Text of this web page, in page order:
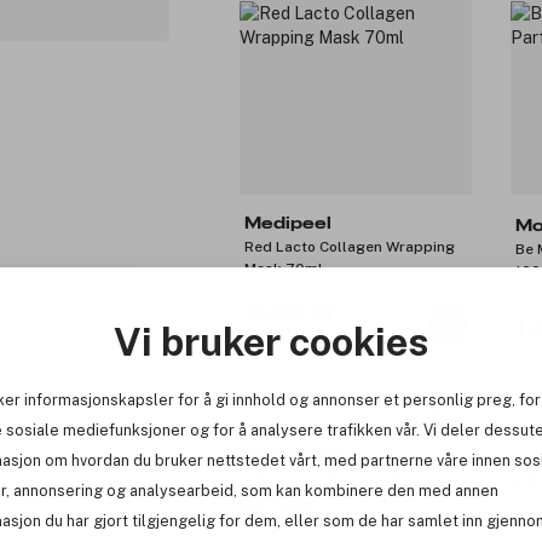
Vi bruker cookies
informasjonskapsler for å gi innhold og annonser et personlig preg, for
sosiale mediefunksjoner og for å analysere trafikken vår. Vi deler
om hvordan du bruker nettstedet vårt, med partnerne våre innen
annonsering og analysearbeid, som kan kombinere den med annen
du har gjort tilgjengelig for dem, eller som de har samlet inn
Medipeel
Red Lacto Collagen Wrapping
Mask 70ml
Før: 499 kr
Be
Premium
Få 10% bonus
-